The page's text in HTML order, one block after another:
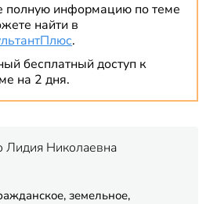
полную информацию по теме
найти в
.
бесплатный доступ к
на 2 дня.
Лидия Николаевна
земельное,